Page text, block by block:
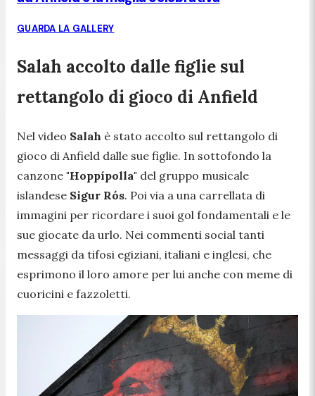
GUARDA LA GALLERY
Salah accolto dalle figlie sul
rettangolo di gioco di Anfield
Nel video Salah è stato accolto sul rettangolo di
gioco di Anfield dalle sue figlie. In sottofondo la
canzone "Hoppípolla" del gruppo musicale
islandese Sigur Rós. Poi via a una carrellata di
immagini per ricordare i suoi gol fondamentali e le
sue giocate da urlo. Nei commenti social tanti
messaggi da tifosi egiziani, italiani e inglesi, che
esprimono il loro amore per lui anche con meme di
cuoricini e fazzoletti.